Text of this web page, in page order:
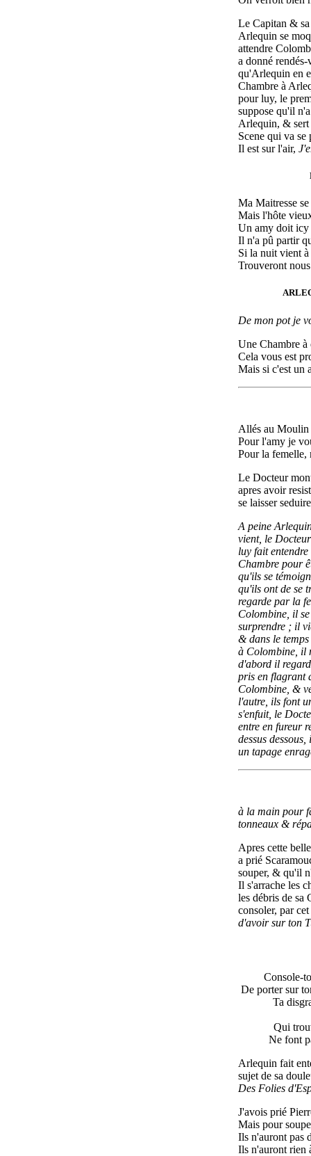
Le Capitan &
Arlequin se
attendre
a donné rendés-
qu'Arlequin en
Chambre à
pour luy, le
suppose qu'il
Arlequin, & sert
Scene qui va
Il est sur l'air,
Ma Maitresse
Mais l'hôte
Un amy doit icy
Il n'a pû partir
Si la nuit vient
Trouveront
De mon pot je
Une Chambre à
Cela vous est
Mais si c'est un
Allés au Moulin
Pour l'amy je
Pour la femelle,
Le Docteur
apres avoir
se laisser
A peine
vient, le
luy fait
Chambre pour
qu'ils se
qu'ils ont de se
regarde par la
Colombine, il
surprendre ; il
& dans le
à Colombine, il
d'abord il
pris en flagrant
Colombine, &
l'autre, ils font
s'enfuit, le
entre en fureur
dessus
un tapage
à la main pour
tonneaux &
Apres cette
a prié
souper, & qu'il
Il s'arrache les
les débris de sa
consoler, par
d'avoir sur ton
Console-
De porter sur
Ta
Qui
Ne font
Arlequin fait
sujet de sa
Des Folies
J'avois prié
Mais pour
Ils n'auront pas
Ils n'auront rien